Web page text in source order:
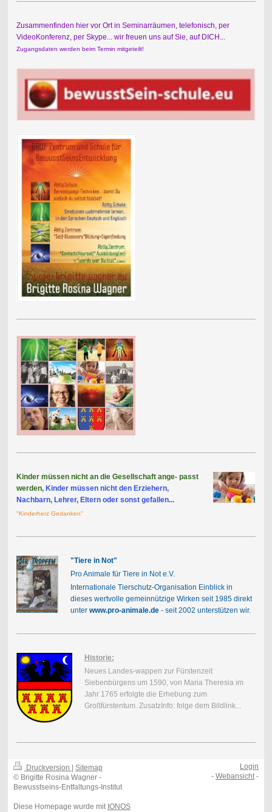
Zusammenfinden hier vor Ort in Seminarräumen, telefonisch, per
VideoKonferenz, per Skype... wir freuen uns auf Sie, auf DICH...
Zugangsdaten werden beim Termin mitgeteilt!
Kinder müssen nicht an die Gesellschaft ange- passt
werden, Kinder müssen nicht den Erziehern,
Nachbarn, Lehrer, Eltern oder sonst gefallen...
"Kinderherz Gedanken"
"Tiere in Not"
Pro Animale für Tiere in Not e.V.
Internationale Tierschutz-Organisation Einblick in
dieses wertvolle gemeinnützige Wirken seit 1985 direkt
unter www.pro-animale.de- seit 2002 unterstützen wir.
Historie:
Neues Landes-wappen zur Fürstenzeit
Siebenbürgens um 1590, von Maria Theresia im
Jahr 1765 erfolgte die Erhebung zum
Großfürstentum. ZusatzInfo: folge dem Bildlink...
Druckversion | Sitemap
© Brigitte Rosina Wagner -
Bewusstseins-Entfaltungs-Institut
Diese Homepage wurde mit IONOS
Login
-Webansicht -